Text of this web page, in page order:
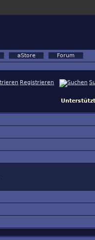
aStore
Forum
Registrieren